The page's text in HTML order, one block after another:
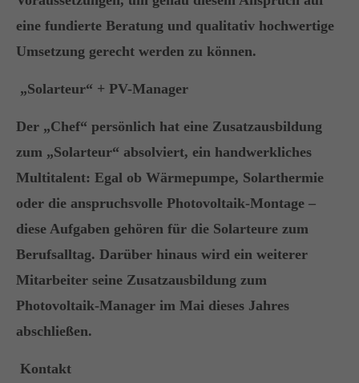
eine fundierte Beratung und qualitativ hochwertige
Umsetzung gerecht werden zu können.
„Solarteur“ + PV-Manager
Der „Chef“ persönlich hat eine Zusatzausbildung
zum „Solarteur“ absolviert, ein handwerkliches
Multitalent: Egal ob Wärmepumpe, Solarthermie
oder die anspruchsvolle Photovoltaik-Montage –
diese Aufgaben gehören für die Solarteure zum
Berufsalltag. Darüber hinaus wird ein weiterer
Mitarbeiter seine Zusatzausbildung zum
Photovoltaik-Manager im Mai dieses Jahres
abschließen.
Kontakt